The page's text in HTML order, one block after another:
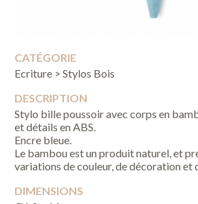
CATÉGORIE
Ecriture > Stylos Bois
DESCRIPTION
Stylo bille poussoir avec corps en
et détails en ABS.
Encre bleue.
Le bambou est un produit naturel, et
variations de couleur, de décoration et
DIMENSIONS